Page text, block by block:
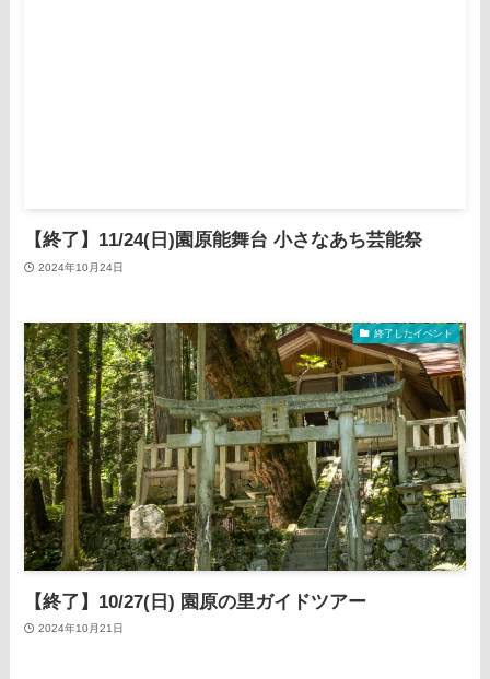
【終了】11/24(日)園原能舞台 小さなあち芸能祭
2024年10月24日
終了したイベント
【終了】10/27(日) 園原の里ガイドツアー
2024年10月21日